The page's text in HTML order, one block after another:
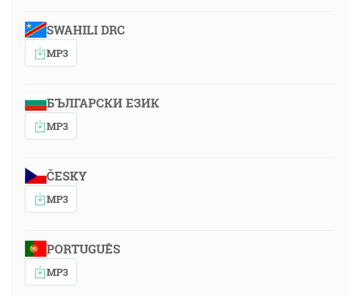
SWAHILI DRC
MP3
БЪЛГАРСКИ ЕЗИК
MP3
ČESKY
MP3
PORTUGUÊS
MP3